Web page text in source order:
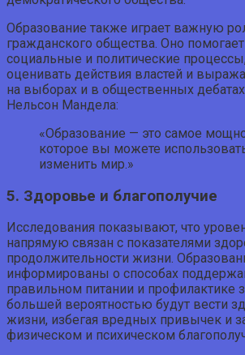
Образование также играет важную
гражданского общества. Оно
социальные и политические
оценивать действия властей и
на выборах и в общественных
Нельсон Мандела:
«Образование — это самое
которое вы можете
изменить мир.»
5. Здоровье и благополучие
Исследования показывают, что
напрямую связан с показателями
продолжительности жизни.
информированы о способах
правильном питании и профилактике
большей вероятностью будут вести
жизни, избегая вредных привычек и
физическом и психическом